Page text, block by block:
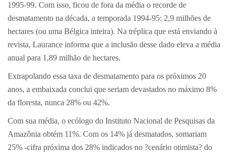
1995-99. Com isso, ficou de fora da média o recorde de
desmatamento na década, a temporada 1994-95: 2,9 milhões de
hectares (ou uma Bélgica inteira). Na tréplica que está enviando à
revista, Laurance informa que a inclusão desse dado eleva a média
anual para 1,89 milhão de hectares.
Extrapolando essa taxa de desmatamento para os próximos 20
anos, a embaixada conclui que seriam devastados no máximo 8%
da floresta, nunca 28% ou 42%.
Com sua média, o ecólogo do Instituto Nacional de Pesquisas da
Amazônia obtém 11%. Com os 14% já desmatados, somariam
25% -cifra próxima dos 28% indicados no ?cenário otimista? do